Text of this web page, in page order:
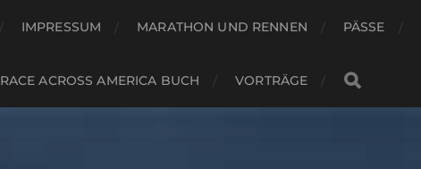
IMPRESSUM MARATHON UND RENNEN PÄSSE
RACE ACROSS AMERICA BUCH VORTRÄGE